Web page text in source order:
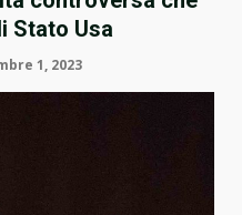
Stato Usa
1, 2023